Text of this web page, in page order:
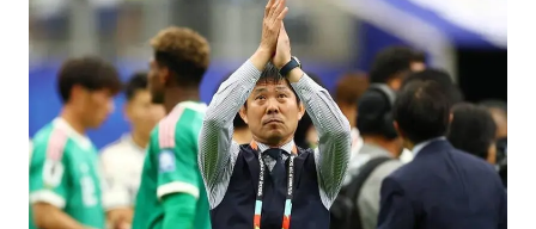
2025年小学教师减少13.19万
上海大部迎大暴雨
《龙餐馆》 冲奖